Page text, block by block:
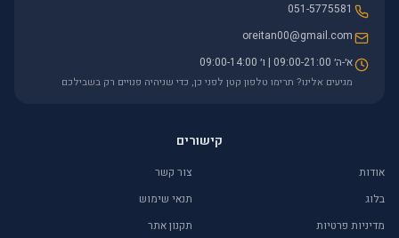
051-5775581
oreitan00@gmail.com
א׳-ה׳ 09:00-21:00 | ו׳ 09:00-14:00
מגיעים אלינו? תרימו טלפון קטן לפני כן, כדי שניהיה פנויים רק בשבילכם
קישורים
אודות
צור קשר
בלוג
תנאי שימוש
מדיניות פרטיות
תקנון אתר